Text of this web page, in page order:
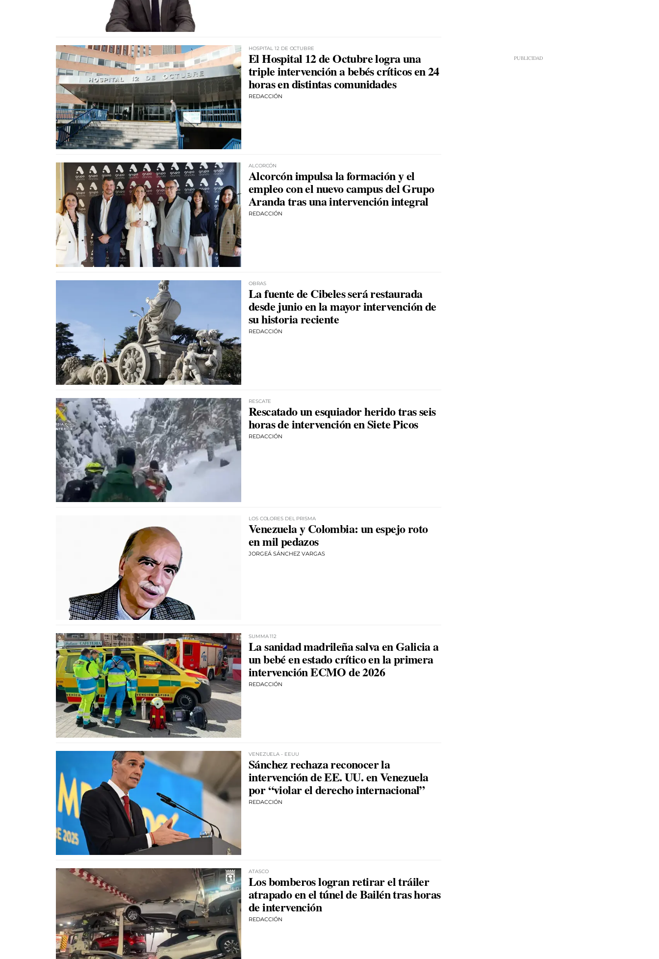
HOSPITAL 12 DE OCTUBRE
El Hospital 12 de Octubre logra una
triple intervención a bebés críticos en 24
horas en distintas comunidades
REDACCIÓN
ALCORCÓN
Alcorcón impulsa la formación y el
empleo con el nuevo campus del Grupo
Aranda tras una intervención integral
REDACCIÓN
OBRAS
La fuente de Cibeles será restaurada
desde junio en la mayor intervención de
su historia reciente
REDACCIÓN
RESCATE
Rescatado un esquiador herido tras seis
horas de intervención en Siete Picos
REDACCIÓN
LOS COLORES DEL PRISMA
Venezuela y Colombia: un espejo roto
en mil pedazos
JORGEÁ SÁNCHEZ VARGAS
SUMMA 112
La sanidad madrileña salva en Galicia a
un bebé en estado crítico en la primera
intervención ECMO de 2026
REDACCIÓN
VENEZUELA - EEUU
Sánchez rechaza reconocer la
intervención de EE. UU. en Venezuela
por “violar el derecho internacional”
REDACCIÓN
ATASCO
Los bomberos logran retirar el tráiler
atrapado en el túnel de Bailén tras horas
de intervención
REDACCIÓN